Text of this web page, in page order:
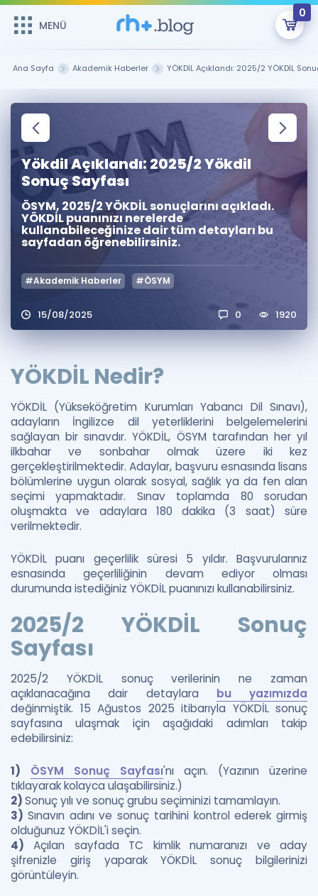
MENÜ
0
Şifremi Hatırlamıyorum
GİRİŞ YAP
ÜYE DEĞİLİM
Sepetin Şu An Boş.
Remzi Hoca ile seni sınava hazırlayacak onlarca eğitim seni
bekliyor!
MENÜ
Çalışma Paketleri
Kitaplar ve Kaynaklar
Katılımcı Görüşleri
Faydalı Araçlar
Ücretsiz Kaynaklar
Puan Hesaplama
Rehberlik Aracı
Kampanyalar
Blog
İngilizce Gramer
İngilizce Gramer
Hakkımızda
Kariyer
Soru & Cevap
Ana Sayfa Akademik Haberler YÖKDİL Açıklandı: 2025/2 YÖKDİL
Yökdil Açıklandı: 2025/2 Yökdil
Sonuç Sayfası
ÖSYM, 2025/2 YÖKDİL sonuçlarını açıkladı.
YÖKDİL puanınızı nerelerde
kullanabileceğinize dair tüm detayları bu
sayfadan öğrenebilirsiniz.
#Akademik Haberler #ÖSYM
15/08/2025 0 1920
YÖKDİL Nedir?
YÖKDİL (Yükseköğretim Kurumları Yabancı Dil Sınavı),
adayların İngilizce dil yeterliklerini belgelemelerini
sağlayan bir sınavdır. YÖKDİL, ÖSYM tarafından her yıl
ilkbahar ve sonbahar olmak üzere iki kez
gerçekleştirilmektedir. Adaylar, başvuru esnasında lisans
bölümlerine uygun olarak sosyal, sağlık ya da fen alan
seçimi yapmaktadır. Sınav toplamda 80 sorudan
oluşmakta ve adaylara 180 dakika (3 saat) süre
verilmektedir.
YÖKDİL puanı geçerlilik süresi 5 yıldır. Başvurularınız
esnasında geçerliliğinin devam ediyor olması
durumunda istediğiniz YÖKDİL puanınızı kullanabilirsiniz.
2025/2 YÖKDİL Sonuç
Sayfası
2025/2 YÖKDİL sonuç verilerinin ne zaman
açıklanacağına dair detaylara bu yazımızda
değinmiştik. 15 Ağustos 2025 itibarıyla YÖKDİL sonuç
sayfasına ulaşmak için aşağıdaki adımları takip
edebilirsiniz:
1) ÖSYM Sonuç Sayfası'nı açın. (Yazının üzerine
tıklayarak kolayca ulaşabilirsiniz.)
2)Sonuç yılı ve sonuç grubu seçiminizi tamamlayın.
3) Sınavın adını ve sonuç tarihini kontrol ederek girmiş
olduğunuz YÖKDİL'i seçin.
4) Açılan sayfada TC kimlik numaranızı ve aday
şifrenizle giriş yaparak YÖKDİL sonuç bilgilerinizi
görüntüleyin.